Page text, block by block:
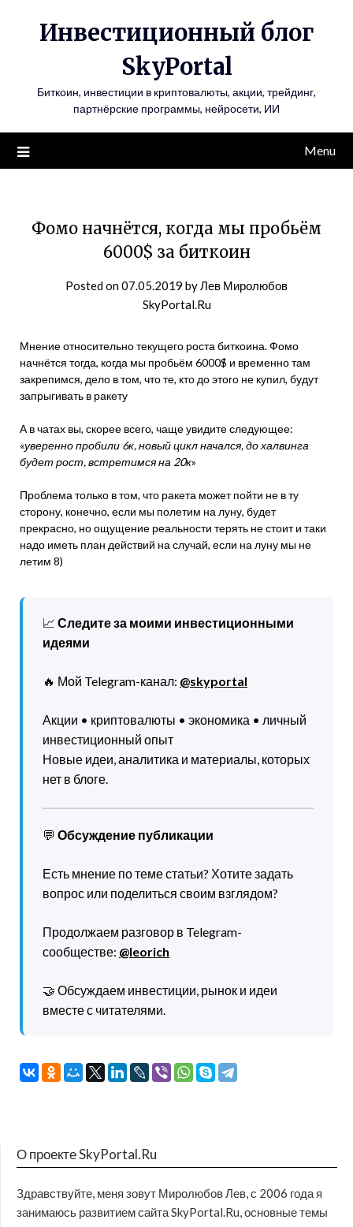
Инвестиционный блог
SkyPortal
Биткоин, инвестиции в криптовалюты, акции, трейдинг,
партнёрские программы, нейросети, ИИ
Menu
Фомо начнётся, когда мы пробьём
6000$ за биткоин
Posted on07.05.2019 byЛев Миролюбов
SkyPortal.Ru
Мнение относительно текущего роста биткоина. Фомо
начнётся тогда, когда мы пробьём 6000$ и временно там
закрепимся, дело в том, что те, кто до этого не купил, будут
запрыгивать в ракету
А в чатах вы, скорее всего, чаще увидите следующее:
«уверенно пробили 6к, новый цикл начался, до халвинга
будет рост, встретимся на 20к»
Проблема только в том, что ракета может пойти не в ту
сторону, конечно, если мы полетим на луну, будет
прекрасно, но ощущение реальности терять не стоит и таки
надо иметь план действий на случай, если на луну мы не
летим 8)
📈 Следите за моими инвестиционными
идеями
🔥 Мой Telegram-канал: @skyportal
Акции • криптовалюты • экономика • личный
инвестиционный опыт
Новые идеи, аналитика и материалы, которых
нет в блоге.
💬 Обсуждение публикации
Есть мнение по теме статьи? Хотите задать
вопрос или поделиться своим взглядом?
Продолжаем разговор в Telegram-
сообществе: @leorich
🤝 Обсуждаем инвестиции, рынок и идеи
вместе с читателями.
О проекте SkyPortal.Ru
Здравствуйте, меня зовут Миролюбов Лев, с 2006 года я
занимаюсь развитием сайта SkyPortal.Ru, основные темы